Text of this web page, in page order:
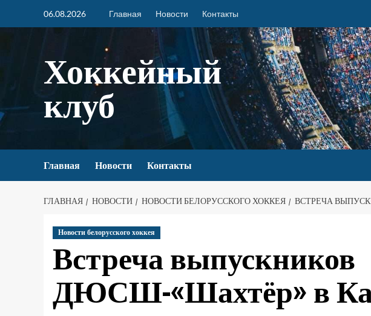
06.08.2026 Главная Новости Контакты
Хоккейный
клуб
Главная Новости Контакты
ГЛАВНАЯ НОВОСТИ НОВОСТИ БЕЛОРУССКОГО ХОККЕЯ ВСТРЕЧА
Новости белорусского хоккея
Встреча выпускников
ДЮСШ-«Шахтёр» в